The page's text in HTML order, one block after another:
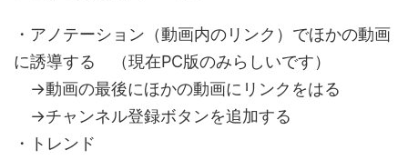
・アノテーション（動画内のリンク）でほかの動画
に誘導する （現在PC版のみらしいです）
→動画の最後にほかの動画にリンクをはる
→チャンネル登録ボタンを追加する
・トレンド